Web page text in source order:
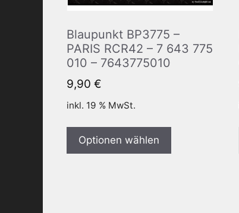
Blaupunkt BP3775 –
PARIS RCR42 – 7 643 775
010 – 7643775010
9,90 €
inkl. 19 % MwSt.
Optionen wählen